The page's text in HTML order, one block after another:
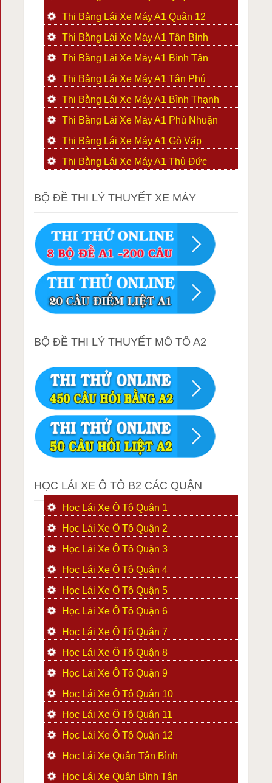
Thi Bằng Lái Xe Máy A1 Quận 12
Thi Bằng Lái Xe Máy A1 Tân Bình
Thi Bằng Lái Xe Máy A1 Bình Tân
Thi Bằng Lái Xe Máy A1 Tân Phú
Thi Bằng Lái Xe Máy A1 Bình Thạnh
Thi Bằng Lái Xe Máy A1 Phú Nhuận
Thi Bằng Lái Xe Máy A1 Gò Vấp
Thi Bằng Lái Xe Máy A1 Thủ Đức
BỘ ĐỀ THI LÝ THUYẾT XE MÁY
BỘ ĐỀ THI LÝ THUYẾT MÔ TÔ A2
HỌC LÁI XE Ô TÔ B2 CÁC QUẬN
Học Lái Xe Ô Tô Quận 1
Học Lái Xe Ô Tô Quận 2
Học Lái Xe Ô Tô Quận 3
Học Lái Xe Ô Tô Quận 4
Học Lái Xe Ô Tô Quận 5
Học Lái Xe Ô Tô Quận 6
Học Lái Xe Ô Tô Quận 7
Học Lái Xe Ô Tô Quận 8
Học Lái Xe Ô Tô Quận 9
Học Lái Xe Ô Tô Quận 10
Học Lái Xe Ô Tô Quận 11
Học Lái Xe Ô Tô Quận 12
Học Lái Xe Quận Tân Bình
Học Lái Xe Quận Bình Tân